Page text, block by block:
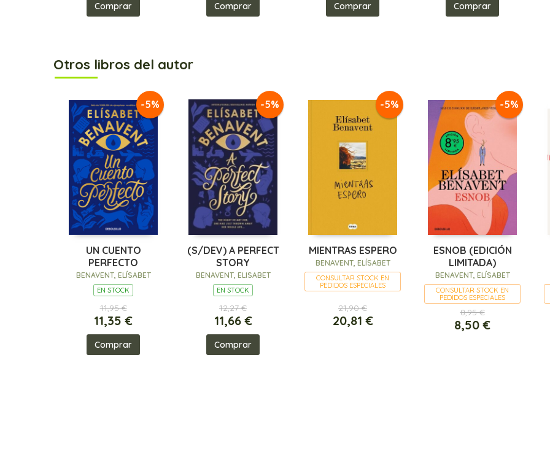
Comprar Comprar Comprar Comprar
Otros libros del autor
-5%
UN CUENTO
PERFECTO
BENAVENT, ELÍSABET
EN STOCK
11,95 €
11,35 €
Comprar
-5%
(S/DEV) A PERFECT
STORY
BENAVENT, ELISABET
EN STOCK
12,27 €
11,66 €
Comprar
-5%
MIENTRAS ESPERO
BENAVENT, ELÍSABET
CONSULTAR STOCK EN
PEDIDOS ESPECIALES
21,90 €
20,81 €
-5%
ESNOB (EDICIÓN
LIMITADA)
BENAVENT, ELÍSABET
CONSULTAR STOCK EN
PEDIDOS ESPECIALES
8,95 €
8,50 €